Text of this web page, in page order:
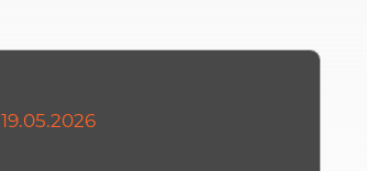
19.05.2026